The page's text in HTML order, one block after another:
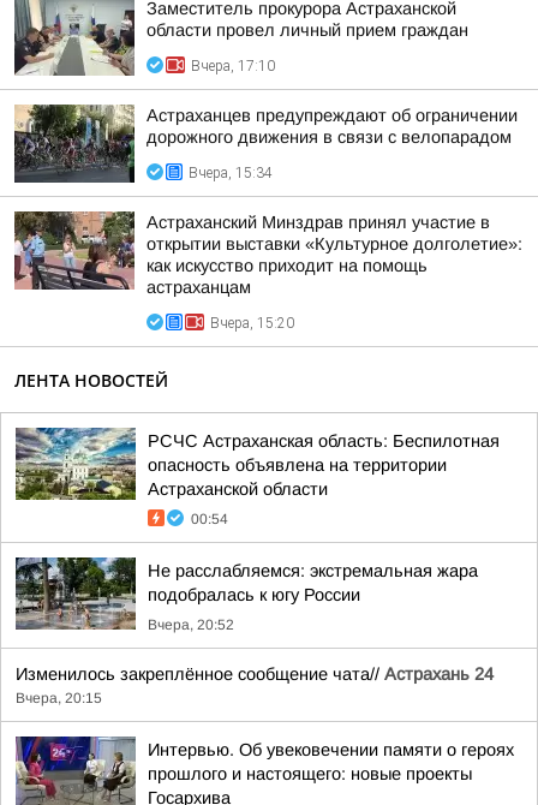
Заместитель прокурора Астраханской
области провел личный прием граждан
Вчера, 17:10
Астраханцев предупреждают об ограничении
дорожного движения в связи с велопарадом
Вчера, 15:34
Астраханский Минздрав принял участие в
открытии выставки «Культурное долголетие»:
как искусство приходит на помощь
астраханцам
Вчера, 15:20
ЛЕНТА НОВОСТЕЙ
РСЧС Астраханская область: Беспилотная
опасность объявлена на территории
Астраханской области
00:54
Не расслабляемся: экстремальная жара
подобралась к югу России
Вчера, 20:52
Изменилось закреплённое сообщение чата// Астрахань 24
Вчера, 20:15
Интервью. Об увековечении памяти о героях
прошлого и настоящего: новые проекты
Госархива